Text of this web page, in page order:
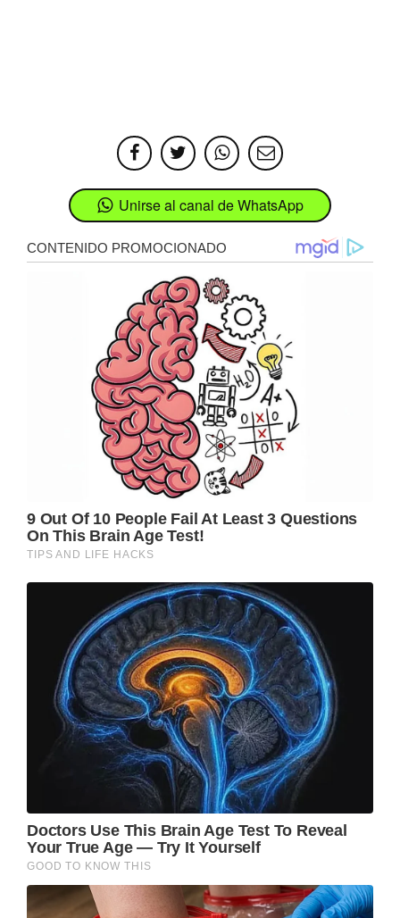
Unirse al canal de WhatsApp